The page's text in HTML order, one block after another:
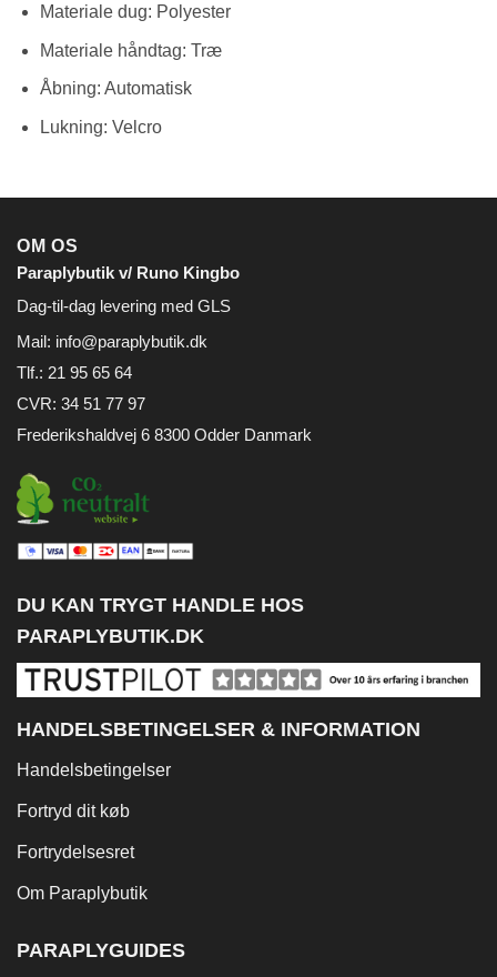
Materiale dug: Polyester
Materiale håndtag: Træ
Åbning: Automatisk
Lukning: Velcro
OM OS
Paraplybutik v/ Runo Kingbo
Dag-til-dag levering med GLS
Mail: info@paraplybutik.dk
Tlf.: 21 95 65 64
CVR: 34 51 77 97
Frederikshaldvej 6 8300 Odder Danmark
DU KAN TRYGT HANDLE HOS
PARAPLYBUTIK.DK
HANDELSBETINGELSER & INFORMATION
Handelsbetingelser
Fortryd dit køb
Fortrydelsesret
Om Paraplybutik
PARAPLYGUIDES